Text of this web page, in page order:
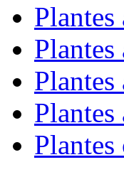
Plantes
Plantes
Plantes
Plantes